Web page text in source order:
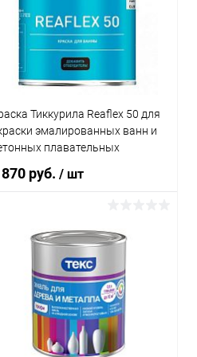
В избранное В наличии
Тиккурила Reaflex 50 для
эмалированных ванн и
плавательных
1 л
руб./ шт
В корзину
Купить в 1 клик К сравнению
В избранное В наличии